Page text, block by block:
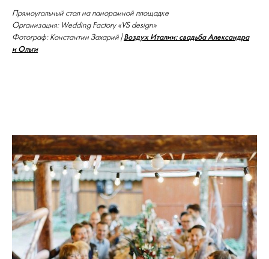
Прямоугольный стол на панорамной площадке
Организация: Wedding Factory «VS design»
Фотограф: Константин Захарий |Воздух Италии: свадьба Александра
и Ольги